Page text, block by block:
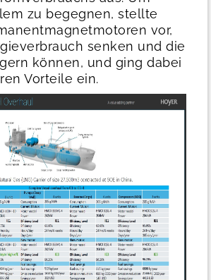
zu begegnen, stellte
vor,
senken und die
können, und ging dabei
Vorteile ein.